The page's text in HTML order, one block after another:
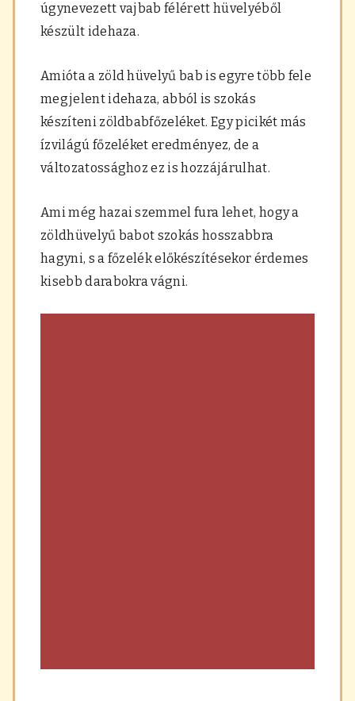
úgynevezett vajbab félérett hüvelyéből
készült idehaza.
Amióta a zöld hüvelyű bab is egyre több fele
megjelent idehaza, abból is szokás
készíteni zöldbabfőzeléket. Egy picikét más
ízvilágú főzeléket eredményez, de a
változatossághoz ez is hozzájárulhat.
Ami még hazai szemmel fura lehet, hogy a
zöldhüvelyű babot szokás hosszabbra
hagyni, s a főzelék előkészítésekor érdemes
kisebb darabokra vágni.